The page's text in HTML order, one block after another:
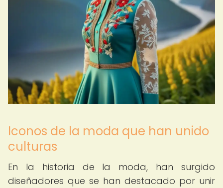
Iconos de la moda que han unido
culturas
En la historia de la moda, han surgido
diseñadores que se han destacado por unir